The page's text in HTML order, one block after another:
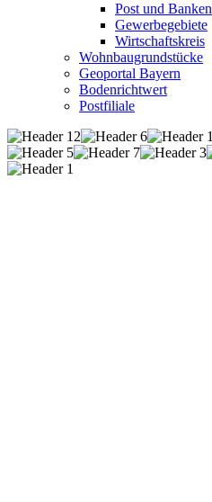
Post und Banken
Gewerbegebiete
Wirtschaftskreis
Wohnbaugrundstücke
Geoportal Bayern
Bodenrichtwert
Postfiliale